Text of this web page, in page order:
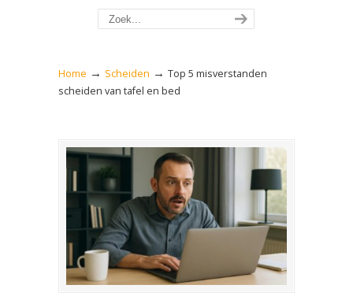
Home → Scheiden → Top 5 misverstanden
scheiden van tafel en bed